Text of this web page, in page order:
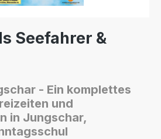
Seefahrer &
- Ein komplettes
und
in Jungschar,